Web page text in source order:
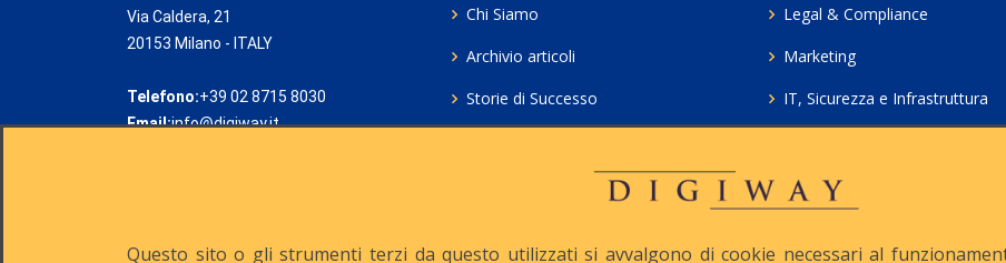
Via Caldera, 21
20153 Milano - ITALY
Telefono:+39 02 8715 8030
Email:info@digiway.it
Chi Siamo
Archivio articoli
Storie di Successo
Legal & Compliance
Marketing
IT, Sicurezza e Infrastruttura
Consulenza ICT e Licenze
Questo sito o gli strumenti terzi da questo utilizzati si avvalgono di cookie necessari al